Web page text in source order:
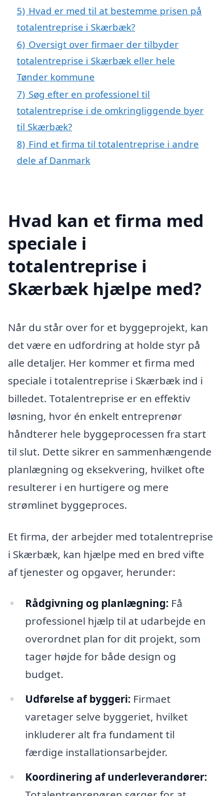
5) Hvad er med til at bestemme prisen på
totalentreprise i Skærbæk?
6) Oversigt over firmaer der tilbyder
totalentreprise i Skærbæk eller hele
Tønder kommune
7) Søg efter en professionel til
totalentreprise i de omkringliggende byer
til Skærbæk?
8) Find et firma til totalentreprise i andre
dele af Danmark
Hvad kan et firma med
speciale i
totalentreprise i
Skærbæk hjælpe med?
Når du står over for et byggeprojekt, kan
det være en udfordring at holde styr på
alle detaljer. Her kommer et firma med
speciale i totalentreprise i Skærbæk ind i
billedet. Totalentreprise er en effektiv
løsning, hvor én enkelt entreprenør
håndterer hele byggeprocessen fra start
til slut. Dette sikrer en sammenhængende
planlægning og eksekvering, hvilket ofte
resulterer i en hurtigere og mere
strømlinet byggeproces.
Et firma, der arbejder med totalentreprise
i Skærbæk, kan hjælpe med en bred vifte
af tjenester og opgaver, herunder:
Rådgivning og planlægning: Få
professionel hjælp til at udarbejde en
overordnet plan for dit projekt, som
tager højde for både design og
budget.
Udførelse af byggeri: Firmaet
varetager selve byggeriet, hvilket
inkluderer alt fra fundament til
færdige installationsarbejder.
Koordinering af underleverandører: